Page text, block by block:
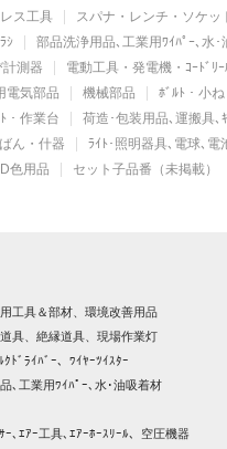
ス工具 スパナ・レンチ・ソケッ
ｼ 部品洗浄用品､工業用ﾜｲﾊﾟｰ､水･
測器 電動工具・発電機・ｺｰﾄﾞﾘｰ
電気部品 機械部品 ﾎﾞﾙﾄ・小
・作業台 荷造･包装用品､運搬具､
ん・什器 ﾗｲﾄ･照明器具､電球､電
色用品 セット子品番（未掲載）
工具＆部材、環境改善用品
具、絶縁道具、現場作業灯
ｸﾄﾞﾗｲﾊﾞｰ、ﾜｲﾔｰﾂｲｽﾀｰ
､工業用ﾜｲﾊﾟｰ､水･油吸着材
ｰ､ｴｱｰ工具､ｴｱｰﾎｰｽﾘｰﾙ、空圧機器